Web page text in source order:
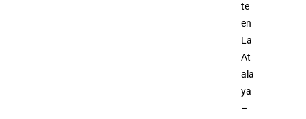
te
en
La
At
ala
ya
–